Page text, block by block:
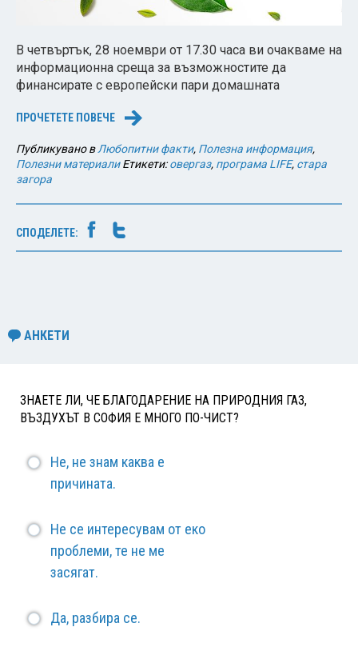
В четвъртък, 28 ноември от 17.30 часа ви очакваме на
информационна среща за възможностите да
финансирате с европейски пари домашната
ПРОЧЕТЕТЕ ПОВЕЧЕ →
Публикувано вЛюбопитни факти, Полезна информация,
Полезни материали Етикети:овергаз, програма LIFE, стара
загора
СПОДЕЛЕТЕ:
АНКЕТИ
ЗНАЕТЕ ЛИ, ЧЕ БЛАГОДАРЕНИЕ НА ПРИРОДНИЯ ГАЗ,
ВЪЗДУХЪТ В СОФИЯ Е МНОГО ПО-ЧИСТ?
Не, не знам каква е
причината.
Не се интересувам от еко
проблеми, те не ме
засягат.
Да, разбира се.